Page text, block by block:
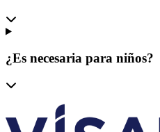
¿Es necesaria para niños?